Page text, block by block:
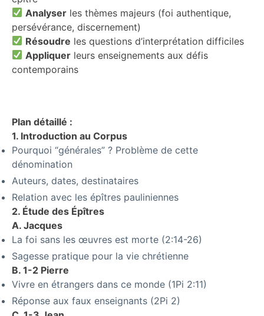
Analyser les thèmes majeurs (foi authentique,
persévérance, discernement)
Résoudre les questions d’interprétation difficiles
Appliquer leurs enseignements aux défis
contemporains
Plan détaillé :
1. Introduction au Corpus
Pourquoi “générales” ? Problème de cette
dénomination
Auteurs, dates, destinataires
Relation avec les épîtres pauliniennes
2. Étude des Épîtres
A. Jacques
La foi sans les œuvres est morte (2:14-26)
Sagesse pratique pour la vie chrétienne
B. 1-2 Pierre
Vivre en étrangers dans ce monde (1Pi 2:11)
Réponse aux faux enseignants (2Pi 2)